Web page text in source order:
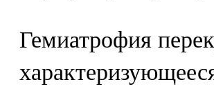
Гемиатрофия